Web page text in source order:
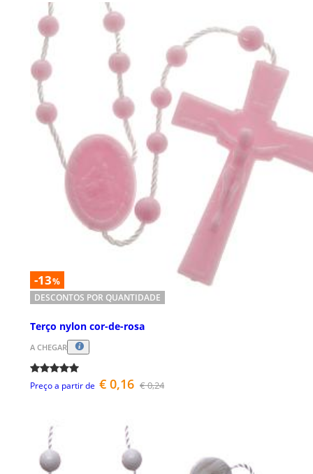
-13%
DESCONTOS POR QUANTIDADE
Terço nylon cor-de-rosa
A CHEGAR
Preço a partir de € 0,16 € 0,24